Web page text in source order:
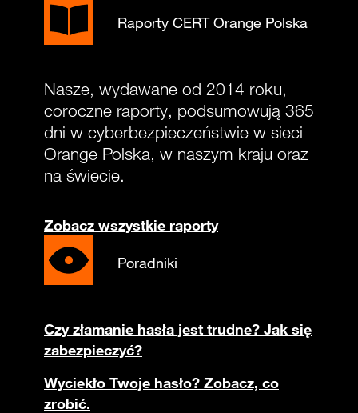
Raporty CERT Orange Polska
Nasze, wydawane od 2014 roku,
coroczne raporty, podsumowują 365
dni w cyberbezpieczeństwie w sieci
Orange Polska, w naszym kraju oraz
na świecie.
Zobacz wszystkie raporty
Poradniki
Czy złamanie hasła jest trudne? Jak się
zabezpieczyć?
Wyciekło Twoje hasło? Zobacz, co
zrobić.